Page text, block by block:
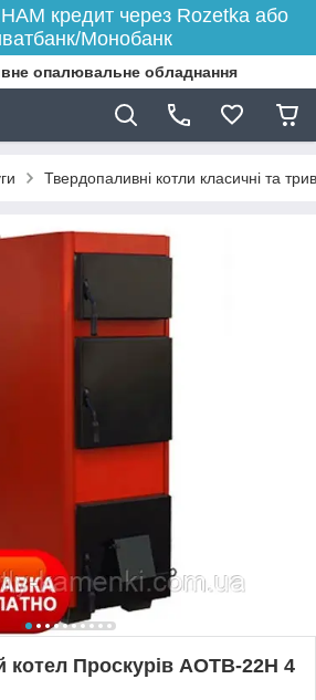
кредит через Rozetka або
Монобанк
опалювальне обладнання
Твердопаливні котли класичні та
котел Проскурів АОТВ-22Н 4